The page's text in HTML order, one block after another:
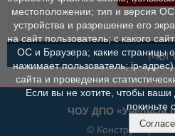
МЫ
ЧОУ ДПО «Учебный
© Конструктор
местоположении; тип и версия
устройства и разрешение его
на сайт пользователь; с какого
ОС и Браузера; какие страницы
нажимает пользователь; ip-
сайта и проведения
Если вы не хотите, чтобы
покиньте